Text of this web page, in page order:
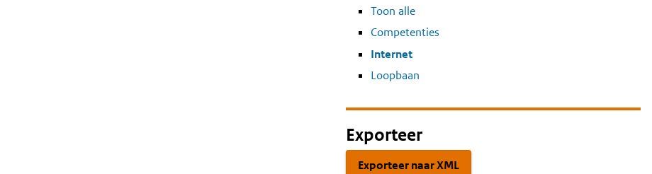
Toon alle
Competenties
Internet
Loopbaan
Exporteer
Exporteer naar XML